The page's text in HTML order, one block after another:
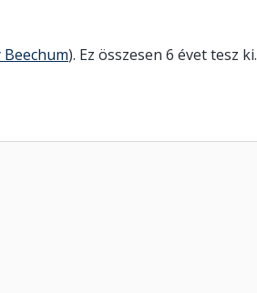
). Ez összesen 6 évet tesz ki.